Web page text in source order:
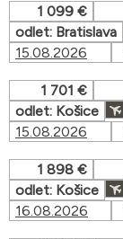
1 099 €
odlet: Bratislava
15.08.2026
1 701 €
odlet: Košice
15.08.2026
1 898 €
odlet: Košice
16.08.2026